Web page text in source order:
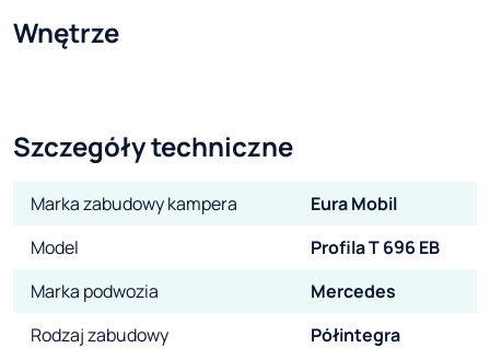
Wnętrze
Szczegóły techniczne
Marka zabudowy kampera
Eura Mobil
Model
Profila T 696 EB
Marka podwozia
Mercedes
Rodzaj zabudowy
Półintegra